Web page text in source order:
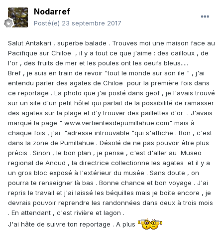
Nodarref
Posté(e) 23 septembre 2017
Salut Antakari , superbe balade . Trouves moi une maison face au
Pacifique sur Chiloe , il y a tout ce que j'aime : des cailloux , de
l'or , des fruits de mer et les poules ont les oeufs bleus.....
Bref , je suis en train de revoir "tout le monde sur son ile " , j'ai
entendu parler des agates de Chiloe pour la première fois dans
ce reportage . La photo que j'ai posté dans geof , je l'avais trouvé
sur un site d'un petit hôtel qui parlait de la possibilité de ramasser
des agates sur la plage et d'y trouver des paillettes d'or . J'avais
marqué la page " www.vertientesdepumillahue.com" mais à
chaque fois , j'ai "adresse introuvable "qui s'affiche . Bon , c'est
dans la zone de Pumillahue . Désolé de ne pas pouvoir être plus
précis . Sinon , le bon plan , je pense , c'est d'aller au Museo
regional de Ancud , la directrice collectionne les agates et il y a
un gros bloc exposé à l'extérieur du musée . Sans doute , on
pourra te renseigner là bas . Bonne chance et bon voyage . J'ai
repris le travail et j'ai laissé les béquilles mais je boite encore , je
devrais pouvoir reprendre les randonnées dans deux à trois mois
. En attendant , c'est rivière et lagon .
J'ai hâte de suivre ton reportage . A plus